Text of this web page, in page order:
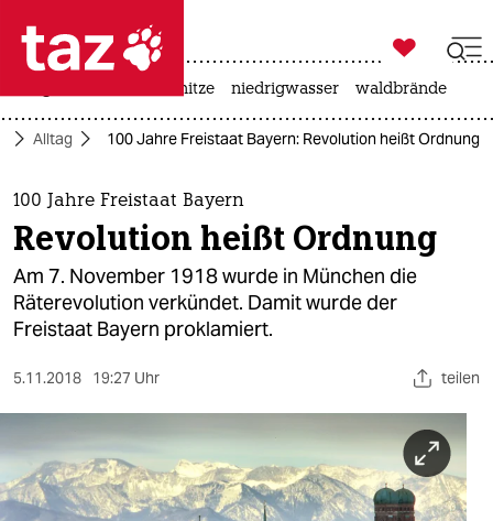
 taz zahl ich
taz zahl ich
themen
politik
öko
gesellschaft
sport
berlin

taz zahl ich
hitze niedrigwasser waldbrände
Alltag 100 Jahre Freistaat Bayern: Revolution heißt Ordnung
100 Jahre Freistaat Bayern
Revolution heißt Ordnung
Am 7. November 1918 wurde in München die
Räterevolution verkündet. Damit wurde der
Freistaat Bayern proklamiert.
5.11.2018 19:27 Uhr teilen